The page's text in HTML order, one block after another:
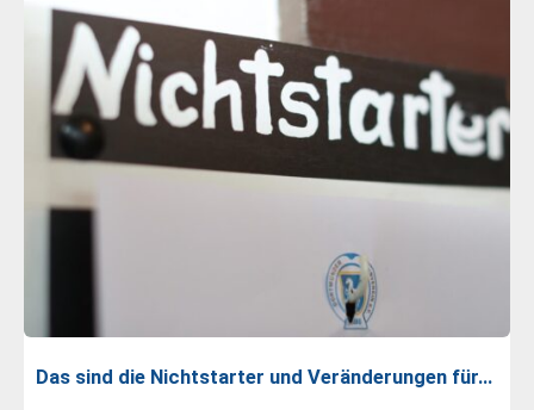
Das sind die Nichtstarter und Veränderungen für…